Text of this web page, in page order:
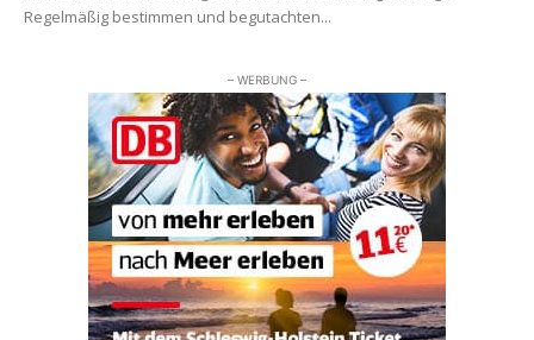
Regelmäßig bestimmen und begutachten...
– WERBUNG –